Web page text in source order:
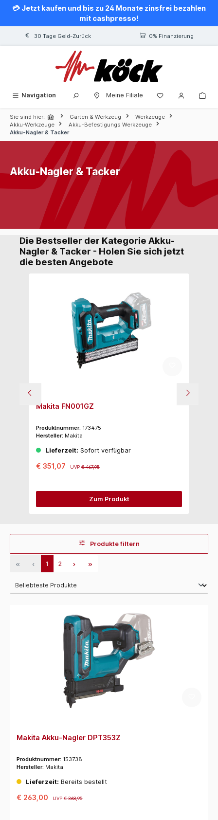
springen
💳 Jetzt kaufen und bis zu 24 Monate zinsfrei bezahlen
mit cashpresso!
30 Tage Geld-Zurück 0% Finanzierung
Navigation Meine Filiale
Sie sind hier: Garten & Werkzeug
Werkzeuge
Akku-Werkzeuge
Akku-Befestigungs Werkzeuge
Akku-Nagler & Tacker
Akku-Nagler & Tacker
Die Bestseller der Kategorie Akku-
Nagler & Tacker - Holen Sie sich jetzt
die besten Angebote
Makita FN001GZ
Produktnummer: 173475
Hersteller: Makita
Lieferzeit: Sofort verfügbar
€ 351,07 UVP€ 467,95
Zum Produkt
Produkte filtern
1 2
Makita Akku-Nagler DPT353Z
Produktnummer: 153738
Hersteller: Makita
Lieferzeit: Bereits bestellt
€ 263,00 UVP€ 368,95